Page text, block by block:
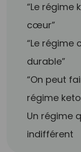
“Le régime
cœur”
“Le régime
durable”
“On peut
régime
Un régime
indifférent